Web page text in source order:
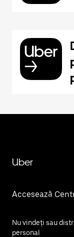
Uber
Accesează
Nu vindeți sau
personal